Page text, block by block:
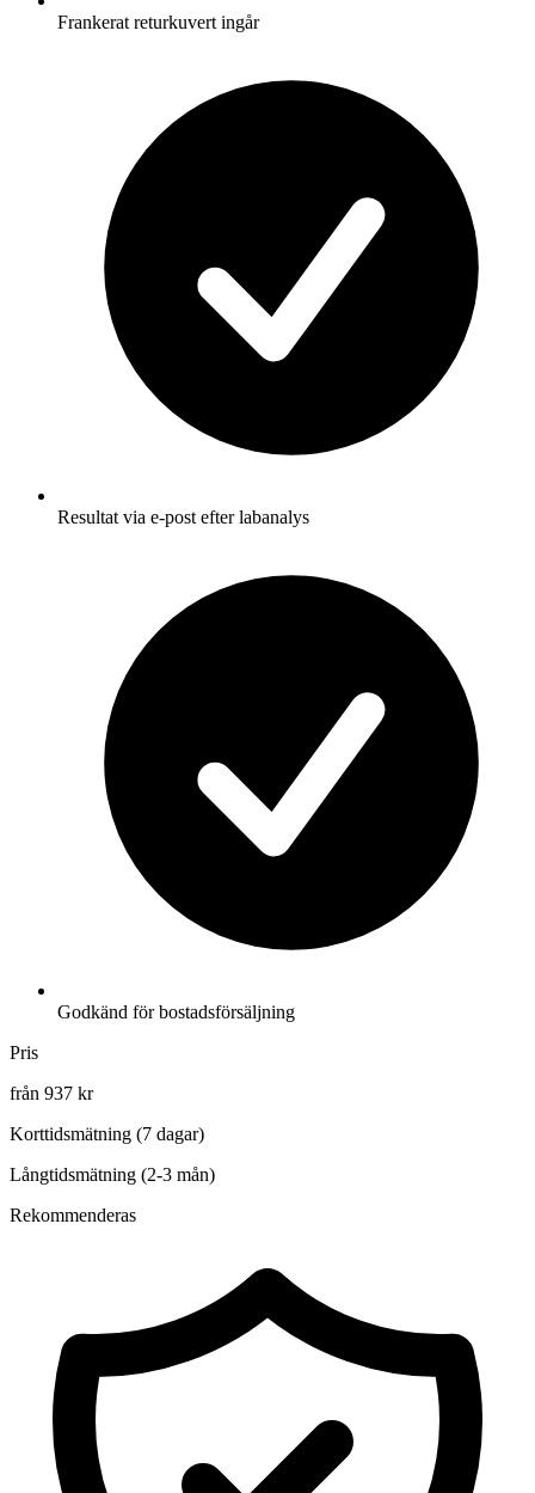
Frankerat returkuvert ingår
Resultat via e-post efter labanalys
Godkänd för bostadsförsäljning
Pris
från 937 kr
Korttidsmätning (7 dagar)
Långtidsmätning (2-3 mån)
Rekommenderas